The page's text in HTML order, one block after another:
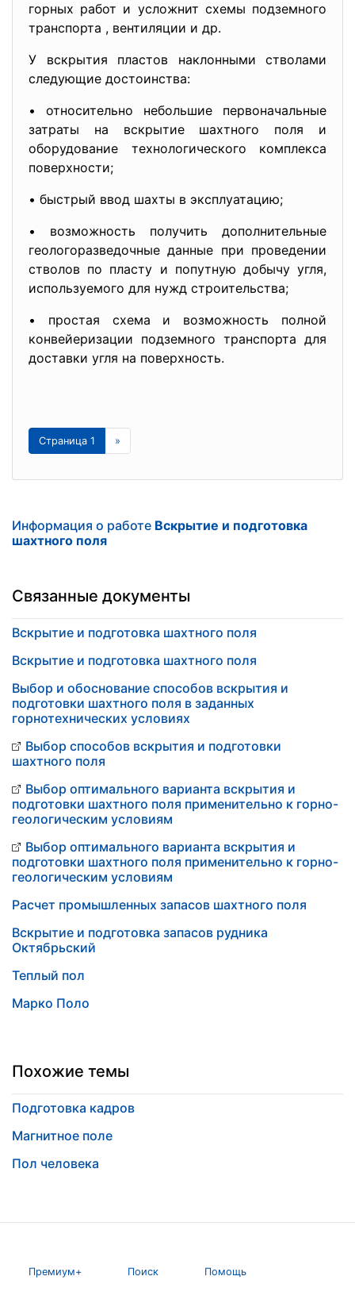
горных работ и усложнит схемы подземного
транспорта , вентиляции и др.
У вскрытия пластов наклонными стволами
следующие достоинства:
• относительно небольшие первоначальные
затраты на вскрытие шахтного поля и
оборудование технологического комплекса
поверхности;
• быстрый ввод шахты в эксплуатацию;
• возможность получить дополнительные
геологоразведочные данные при проведении
стволов по пласту и попутную добычу угля,
используемого для нужд строительства;
• простая схема и возможность полной
конвейеризации подземного транспорта для
доставки угля на поверхность.
Страница 1 »
Информация о работе Вскрытие и подготовка
шахтного поля
Связанные документы
Вскрытие и подготовка шахтного поля
Вскрытие и подготовка шахтного поля
Выбор и обоснование способов вскрытия и
подготовки шахтного поля в заданных
горнотехнических условиях
Выбор способов вскрытия и подготовки
шахтного поля
Выбор оптимального варианта вскрытия и
подготовки шахтного поля применительно к горно-
геологическим условиям
Выбор оптимального варианта вскрытия и
подготовки шахтного поля применительно к горно-
геологическим условиям
Расчет промышленных запасов шахтного поля
Вскрытие и подготовка запасов рудника
Октябрьский
Теплый пол
Марко Поло
Похожие темы
Подготовка кадров
Магнитное поле
Пол человека
Премиум+ Поиск Помощь